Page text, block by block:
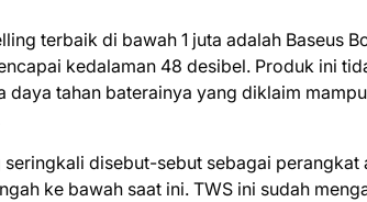
terbaik di bawah 1 juta adalah Baseus
kedalaman 48 desibel. Produk ini
tahan baterainya yang diklaim
disebut-sebut sebagai perangkat
ke bawah saat ini. TWS ini sudah